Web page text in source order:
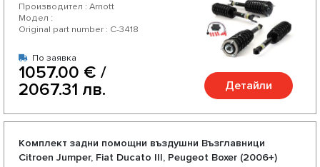
Производител : Arnott
Модел :
Original part number : C-3418
По заявка
1057.00 € /
2067.31 лв.
Детайли
Комплект задни помощни въздушни Възглавници
Citroen Jumper, Fiat Ducato III, Peugeot Boxer (2006+)